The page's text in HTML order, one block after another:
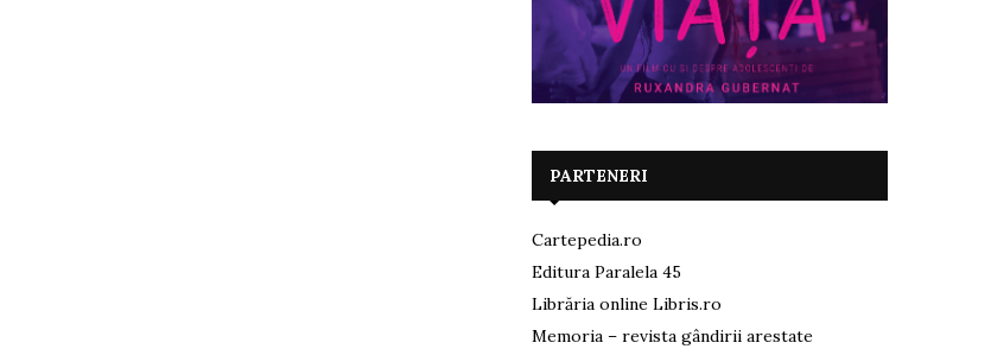
PARTENERI
Cartepedia.ro
Editura Paralela 45
Librăria online Libris.ro
Memoria – revista gândirii arestate